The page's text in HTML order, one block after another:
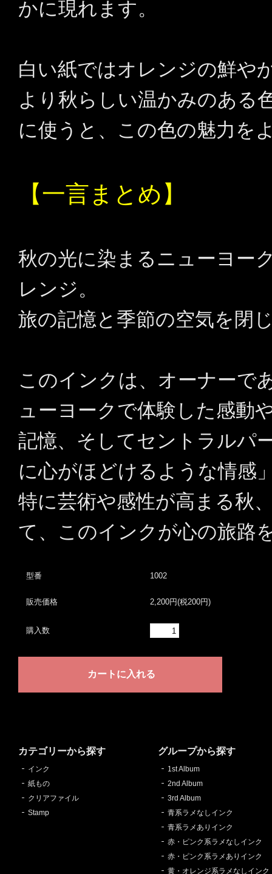
かに現れます。
白い紙ではオレンジの鮮や
より秋らしい温かみのある
に使うと、この色の魅力を
【一言まとめ】
秋の光に染まるニューヨー
レンジ。
旅の記憶と季節の空気を閉
このインクは、オーナーで
ューヨークで体験した感動
記憶、そしてセントラルパ
に心がほどけるような情感
特に芸術や感性が高まる秋
て、このインクが心の旅路
型番 1002
販売価格 2,200円(税200円)
購入数
カテゴリーから探す
インク
紙もの
クリアファイル
Stamp
グループから探す
1st Album
2nd Album
3rd Album
青系ラメなしインク
青系ラメありインク
赤・ピンク系ラメなしインク
赤・ピンク系ラメありインク
黄・オレンジ系ラメなしインク